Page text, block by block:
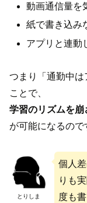
動画通信量を
紙で書き込み
アプリと連動
つまり「通勤中は
ことで、
学習のリズムを
が可能になるので
とりしま
個人
りも
度も